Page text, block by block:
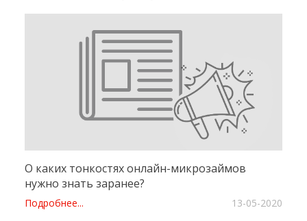
О каких тонкостях онлайн-микрозаймов
нужно знать заранее?
Подробнее... 13-05-2020